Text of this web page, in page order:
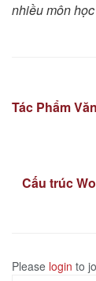
nhiều môn
Tác Phẩm
Cấu trúc
Please login to